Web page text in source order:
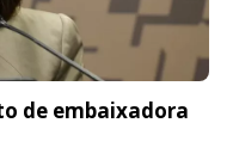
de embaixadora